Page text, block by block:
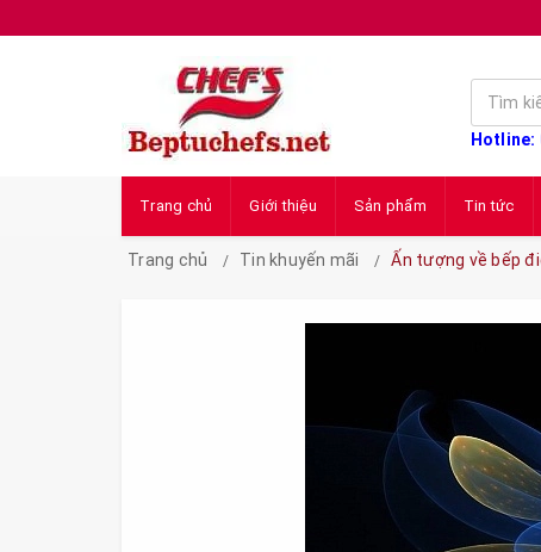
Hotline:
Trang chủ Giới thiệu Sản phẩm Tin tức
Trang chủ Tin khuyến mãi Ấn tượng về bếp